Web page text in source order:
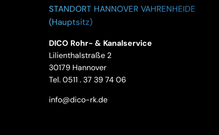
STANDORT HANNOVER VAHRENHEIDE
(Hauptsitz)
DICO Rohr- & Kanalservice
Lilienthalstraße 2
30179 Hannover
Tel.0511 . 37 39 74 06
info@dico-rk.de